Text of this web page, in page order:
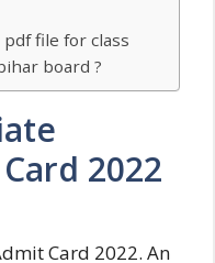
file for class
board ?
2022
Card 2022. An